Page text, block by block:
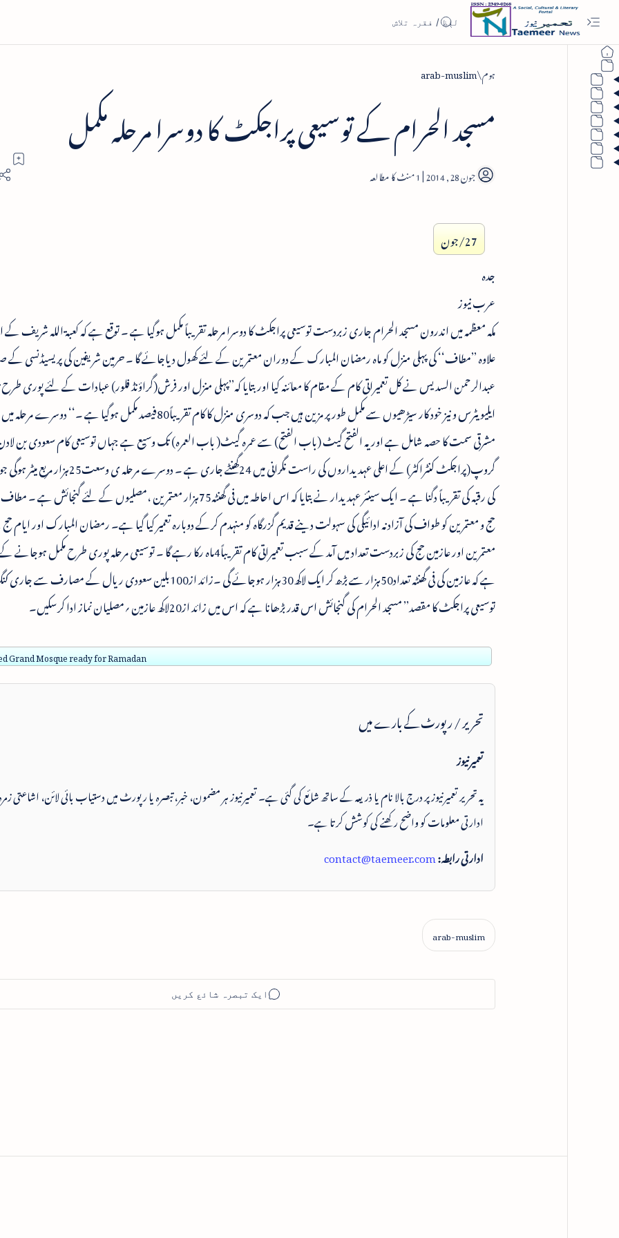
ہوم arab-muslim
مسجد الحرام کے توسیعی پراجکٹ کا دوسرا مرحلہ مکمل
1
27/جون
جدہ
عرب نیوز
مکہ معظمہ میں اندرون مسجد الحرام جاری زبردست توسیعی پراجکٹ کا دوسرا مرحلہ تقریباً مکمل ہوگیا ہے ۔ توقع ہے کہ کعبۃ اللہ
علاوہ ’’مطاف‘‘ کی پہلی منزل کو ماہ رمضان المبارک کے دوران معتمرین کے لئے کھول دیاجائے گا ۔ حرمین شریفین کی پریسیڈنسی
عبدالرحمن السدیس نے کل تعمیراتی کام کے مقام کا معائنہ کیا اور بتایا کہ’’پہلی منزل اور فرش(گراؤنڈ فلور) عبادات کے لئے پوری طرح
ایلیویٹرس و نیز خود کار سیڑھیوں سے مکمل طور پر مزین ہیں جب کہ دوسری منزل کا کام تقریباً80فیصد مکمل ہوگیا
مشرقی سمت کا حصہ شامل ہے اور یہ الفتح گیٹ (باب الفتح) سے عمرہ گیٹ( باب العمرہ) تک وسیع ہے جہاں توسیعی کام سعودی بن
گروپ(پراجکٹ کنٹراکٹر) کے اعلی عہدیداروں کی راست نگرانی میں 24گھنٹے جاری ہے ۔
کی رقبہ کی تقریباً دگنا ہے ۔ ایک سینئر عہدیدار نے بتایا کہ اس احاطہ میں فی گھنٹہ75ہزار معتمرین ،مصلیوں کے لئے
حج و معتمرین کو طواف کی آزادنہ ادائیگی کی سہولت دینے قدیم گزرگاہ کو منہدم کرکے دوبارہ تعمیر کیا گیا ہے۔ رمضان المبارک اور
معتمرین اور عازمین حج کی زبردست تعداد میں آمد کے سبب تعمیراتی کام تقریباً4ماہ رکا رہے گا ۔ توسیعی مرحلہ پوری طرح
ہے کہ عازمین کی فی گھنٹہ تعداد50ہزار سے بڑھ کر ایک لاکھ30ہزار ہوجائے گی ۔زائد از100بلین سعودی ریال
توسیعی پراجکٹ کا مقصد’’ مسجد الحرام کی گنجائش اس قدر بڑھانا ہے کہ اس میں زائد از20لاکھ عازمین ؍مصلیان نماز ادا کرسکیں۔
Grand Mosque ready for Ramadan
تحریر / رپورٹ کے بارے میں
تعمیرنیوز
یہ تحریر تعمیرنیوز پر درج بالا نام یا ذریعہ کے ساتھ شائع کی گئی ہے۔ تعمیرنیوز ہر مضمون، خبر، تبصرہ یا رپورٹ میں دستیاب بائی لائن، اشاعتی
ادارتی معلومات کو واضح رکھنے کی کوشش کرتا ہے۔
ادارتی رابطہ:contact@taemeer.com